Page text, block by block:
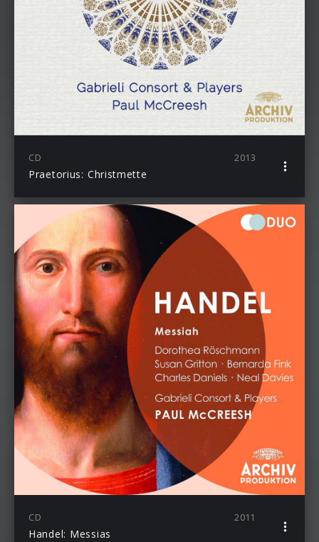
CD 2013
Praetorius: Christmette
CD 2011
Handel: Messias